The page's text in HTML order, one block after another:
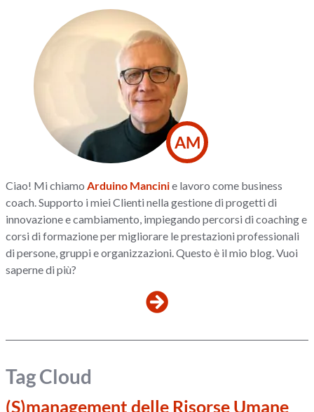
AM
Ciao! Mi chiamoArduino Mancinie lavoro come business
coach. Supporto i miei Clienti nella gestione di progetti di
innovazione e cambiamento, impiegando percorsi di coaching e
corsi di formazione per migliorare le prestazioni professionali
di persone, gruppi e organizzazioni. Questo è il mio blog. Vuoi
saperne di più?
Tag Cloud
(S)management delle Risorse Umane